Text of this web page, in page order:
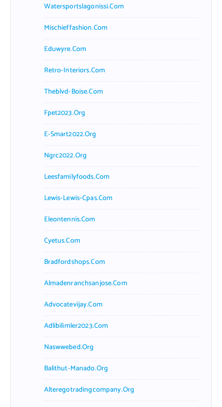
Watersportslagonissi.com
Mischieffashion.com
Eduwyre.com
Retro-Interiors.com
Theblvd-Boise.com
Fpet2023.org
E-Smart2022.org
Ngrc2022.org
Leesfamilyfoods.com
Lewis-Lewis-Cpas.com
Eleontennis.com
Cyetus.com
Bradfordshops.com
Almadenranchsanjose.com
Advocatevijay.com
Adlibilimler2023.com
Naswwebed.org
Balithut-Manado.org
Alteregotradingcompany.org